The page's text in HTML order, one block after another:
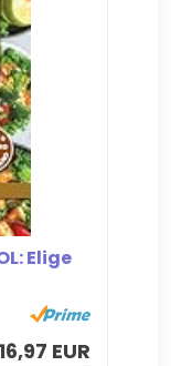
Elige
16,97 EUR